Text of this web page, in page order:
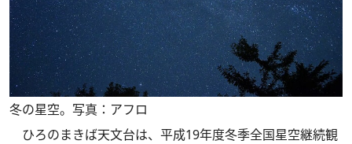
冬の星空。写真：アフロ
ひろのまきば天文台は、平成19年度冬季全国星空継続観